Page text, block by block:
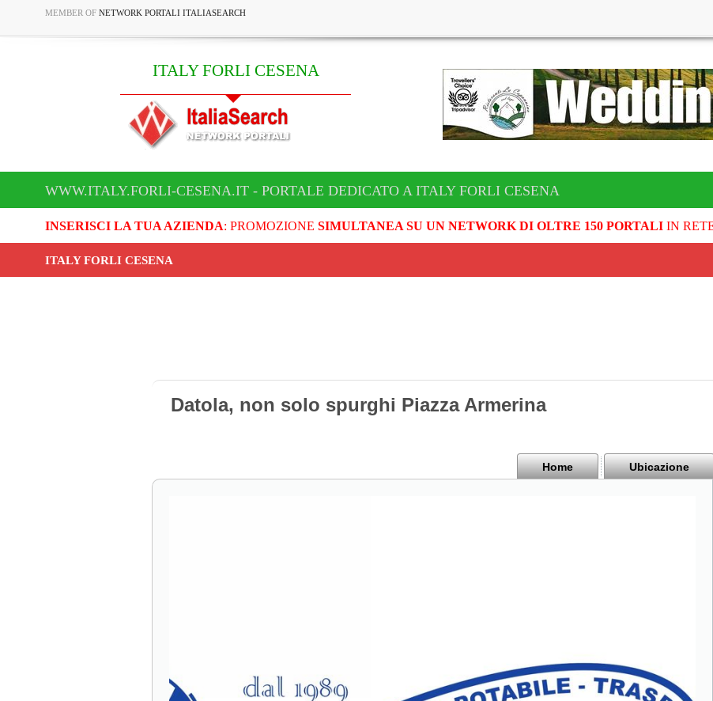
MEMBER OF NETWORK PORTALI ITALIASEARCH
ITALY FORLI CESENA
WWW.ITALY.FORLI-CESENA.IT - PORTALE DEDICATO A ITALY FORLI CESENA
INSERISCI LA TUA AZIENDA: PROMOZIONE SIMULTANEA SU UN NETWORK DI OLTRE 150 PORTALIIN
ITALY FORLI CESENA
Datola, non solo spurghi Piazza Armerina
Home Ubicazione